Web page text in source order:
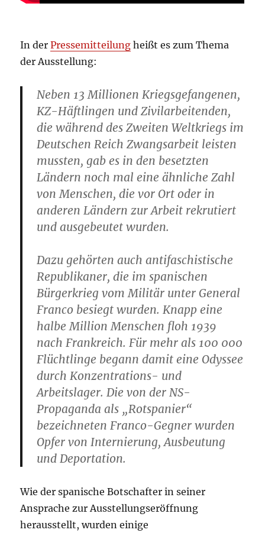
In derPressemitteilung heißt es zum Thema
der Ausstellung:
Neben 13 Millionen Kriegsgefangenen,
KZ-Häftlingen und Zivilarbeitenden,
die während des Zweiten Weltkriegs im
Deutschen Reich Zwangsarbeit leisten
mussten, gab es in den besetzten
Ländern noch mal eine ähnliche Zahl
von Menschen, die vor Ort oder in
anderen Ländern zur Arbeit rekrutiert
und ausgebeutet wurden.
Dazu gehörten auch antifaschistische
Republikaner, die im spanischen
Bürgerkrieg vom Militär unter General
Franco besiegt wurden. Knapp eine
halbe Million Menschen floh 1939
nach Frankreich. Für mehr als 100 000
Flüchtlinge begann damit eine Odyssee
durch Konzentrations- und
Arbeitslager. Die von der NS-
Propaganda als „Rotspanier“
bezeichneten Franco-Gegner wurden
Opfer von Internierung, Ausbeutung
und Deportation.
Wie der spanische Botschafter in seiner
Ansprache zur Ausstellungseröffnung
herausstellt, wurden einige